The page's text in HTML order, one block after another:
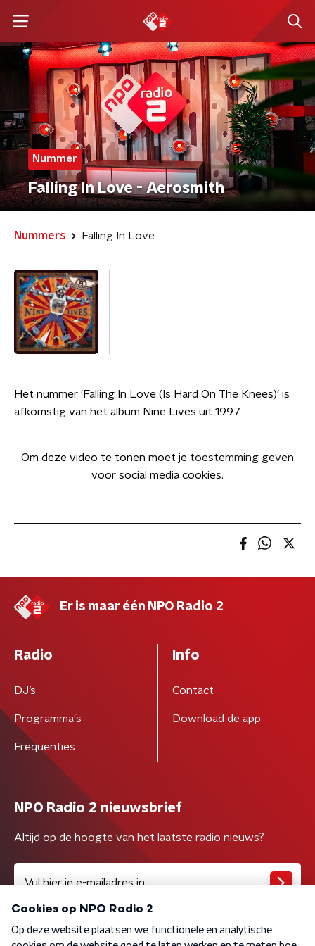
Nummer
Falling In Love - Aerosmith
Nummers Falling In Love
Het nummer 'Falling In Love (Is Hard On The Knees)' is
afkomstig van het album Nine Lives uit 1997
Om deze video te tonen moet je toestemming geven
voor social media cookies.
Er is maar één NPO Radio 2
Radio
DJ’s
Programma's
Frequenties
Info
Contact
Download de app
NPO Radio 2 nieuwsbrief
Altijd op de hoogte van het laatste radio nieuws?